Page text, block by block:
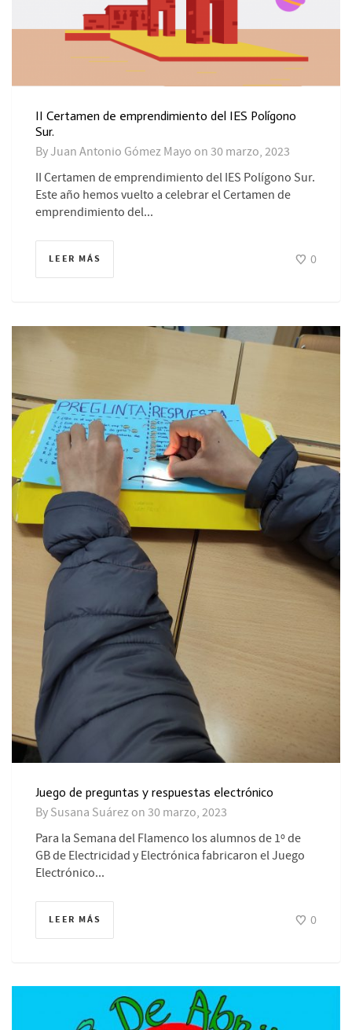
II Certamen de emprendimiento del IES Polígono
Sur.
ByJuan Antonio Gómez Mayo on 30 marzo, 2023
II Certamen de emprendimiento del IES Polígono Sur.
Este año hemos vuelto a celebrar el Certamen de
emprendimiento del...
LEER MÁS 0
Juego de preguntas y respuestas electrónico
By Susana Suárez on 30 marzo, 2023
Para la Semana del Flamenco los alumnos de 1º de
GB de Electricidad y Electrónica fabricaron el Juego
Electrónico...
LEER MÁS 0